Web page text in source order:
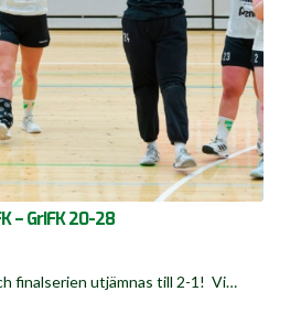
– GrIFK 20-28
finalserien utjämnas till 2-1! Vi…